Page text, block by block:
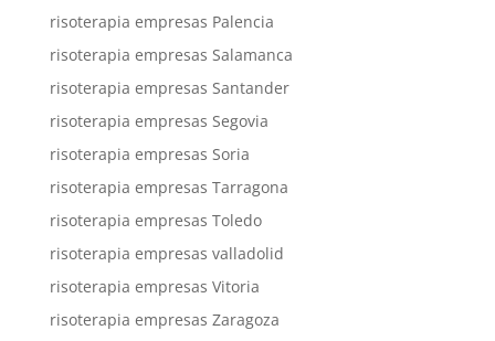
risoterapia empresas Palencia
risoterapia empresas Salamanca
risoterapia empresas Santander
risoterapia empresas Segovia
risoterapia empresas Soria
risoterapia empresas Tarragona
risoterapia empresas Toledo
risoterapia empresas valladolid
risoterapia empresas Vitoria
risoterapia empresas Zaragoza